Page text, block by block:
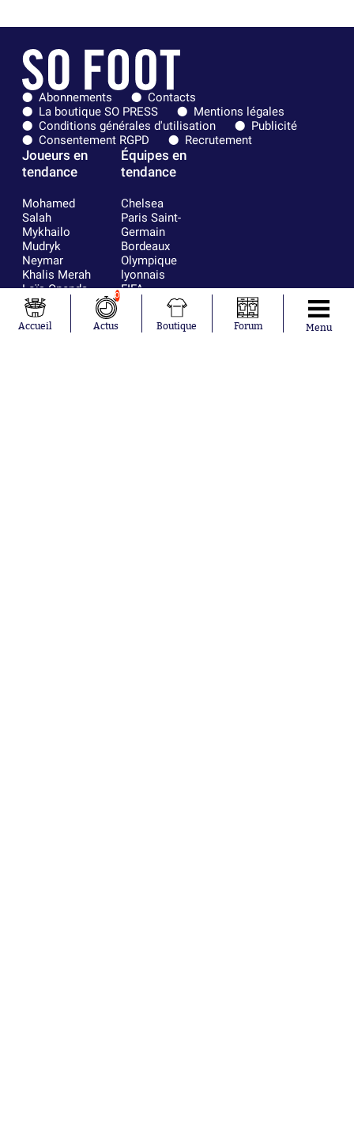
Abonnements
Contacts
La boutique SO PRESS
Mentions légales
Conditions générales d'utilisation
Publicité
Consentement RGPD
Recrutement
Joueurs en
tendance
Mohamed
Salah
Mykhailo
Mudryk
Neymar
Khalis Merah
Loïs Openda
Moussa
Niakhaté
Nicolás
Équipes en
tendance
Chelsea
Paris Saint-
Germain
Bordeaux
Olympique
lyonnais
FIFA
Real Madrid
RC Strasbourg
AC Milan
Accueil
0
Actus Boutique Forum Menu